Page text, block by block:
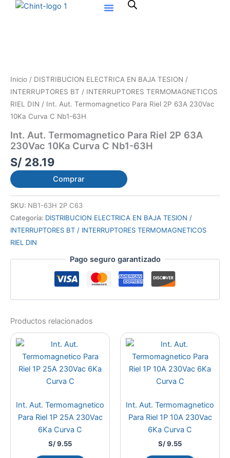
Inicio / DISTRIBUCION ELECTRICA EN BAJA TESION /
INTERRUPTORES BT / INTERRUPTORES TERMOMAGNETICOS
RIEL DIN / Int. Aut. Termomagnetico Para Riel 2P 63A 230Vac
10Ka Curva C Nb1-63H
Int. Aut. Termomagnetico Para Riel 2P 63A
230Vac 10Ka Curva C Nb1-63H
S/ 28.19
Comprar
SKU: NB1-63H 2P C63
Categoría: DISTRIBUCION ELECTRICA EN BAJA TESION /
INTERRUPTORES BT / INTERRUPTORES TERMOMAGNETICOS
RIEL DIN
Pago seguro garantizado
Productos relacionados
Int. Aut. Termomagnetico
Para Riel 1P 25A 230Vac
6Ka Curva C
S/9.55
Int. Aut. Termomagnetico
Para Riel 1P 10A 230Vac
6Ka Curva C
S/9.55